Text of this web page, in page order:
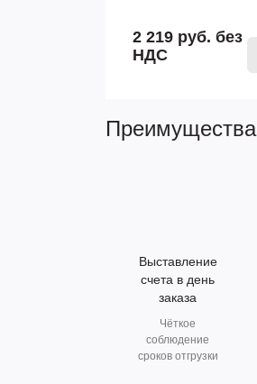
2 219 руб. без
НДС
Преимущества
Выставление
счета в день
заказа
Чёткое
соблюдение
сроков отгрузки